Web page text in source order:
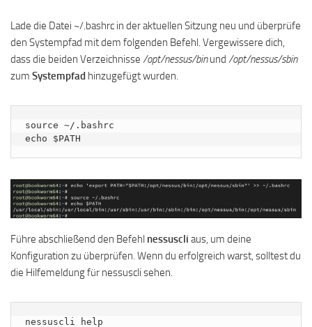
Lade die Datei ~/.bashrc in der aktuellen Sitzung neu und überprüfe
den Systempfad mit dem folgenden Befehl. Vergewissere dich,
dass die beiden Verzeichnisse /opt/nessus/binund /opt/nessus/sbin
zum Systempfad hinzugefügt wurden.
source ~/.bashrc
echo $PATH
Führe abschließend den Befehl nessuscli aus, um deine
Konfiguration zu überprüfen. Wenn du erfolgreich warst, solltest du
die Hilfemeldung für nessuscli sehen.
nessuscli help